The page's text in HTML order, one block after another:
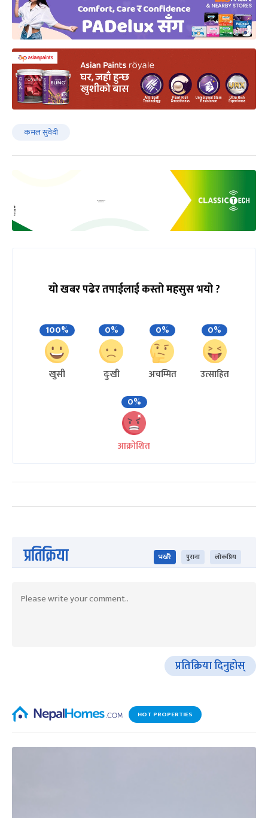
कमल सुवेदी
यो खबर पढेर तपाईलाई कस्तो महसुस भयो ?
100%
खुसी
0%
दुःखी
0%
अचम्मित
0%
उत्साहित
0%
आक्रोशित
प्रतिक्रिया भर्खरै पुराना लोकप्रिय
प्रतिक्रिया दिनुहोस्
HOT PROPERTIES